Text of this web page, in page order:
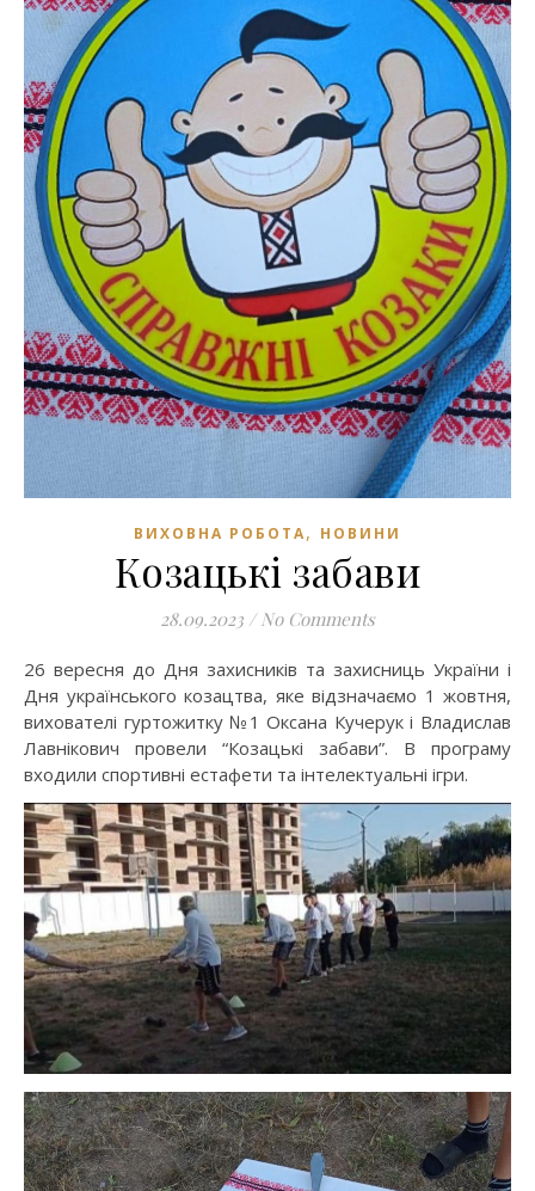
ВИХОВНА РОБОТА, НОВИНИ
Козацькі забави
28.09.2023 / No Comments
26 вересня до Дня захисників та захисниць України і
Дня українського козацтва, яке відзначаємо 1 жовтня,
вихователі гуртожитку №1 Оксана Кучерук і Владислав
Лавнікович провели “Козацькі забави”. В програму
входили спортивні естафети та інтелектуальні ігри.